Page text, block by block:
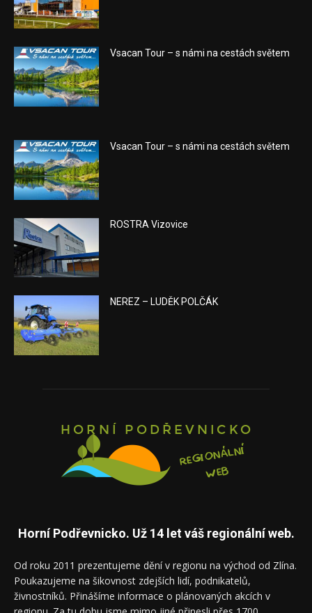
Vsacan Tour – s námi na cestách světem
Vsacan Tour – s námi na cestách světem
ROSTRA Vizovice
NEREZ – LUDĚK POLČÁK
Horní Podřevnicko. Už 14 let váš regionální web.
Od roku 2011 prezentujeme dění v regionu na východ od Zlína.
Poukazujeme na šikovnost zdejších lidí, podnikatelů,
živnostníků. Přinášíme informace o plánovaných akcích v